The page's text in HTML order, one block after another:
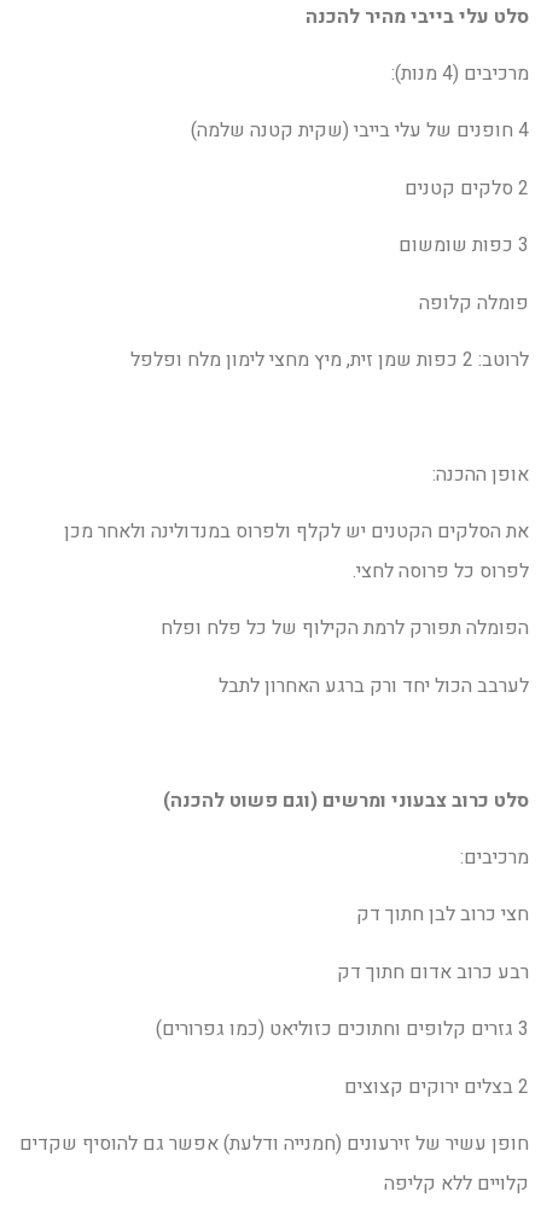
סלט עלי בייבי מהיר להכנה
מרכיבים (4 מנות):
4 חופנים של עלי בייבי (שקית קטנה שלמה)
2 סלקים קטנים
3 כפות שומשום
פומלה קלופה
לרוטב: 2 כפות שמן זית, מיץ מחצי לימון מלח ופלפל
אופן ההכנה:
את הסלקים הקטנים יש לקלף ולפרוס במנדולינה ולאחר מכן
לפרוס כל פרוסה לחצי.
הפומלה תפורק לרמת הקילוף של כל פלח ופלח
לערבב הכול יחד ורק ברגע האחרון לתבל
סלט כרוב צבעוני ומרשים (וגם פשוט להכנה)
מרכיבים:
חצי כרוב לבן חתוך דק
רבע כרוב אדום חתוך דק
3 גזרים קלופים וחתוכים כזוליאט (כמו גפרורים)
2 בצלים ירוקים קצוצים
חופן עשיר של זירעונים (חמנייה ודלעת) אפשר גם להוסיף שקדים
קלויים ללא קליפה